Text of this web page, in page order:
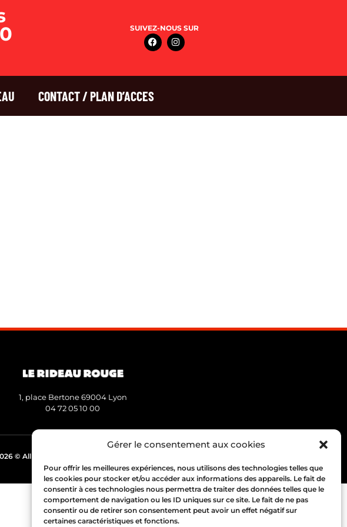
Gérer le consentement aux cookies
Pour offrir les meilleures expériences, nous utilisons des technologies telles que
les cookies pour stocker et/ou accéder aux informations des appareils. Le fait de
consentir à ces technologies nous permettra de traiter des données telles que le
comportement de navigation ou les ID uniques sur ce site. Le fait de ne pas
consentir ou de retirer son consentement peut avoir un effet négatif sur
certaines caractéristiques et fonctions.
SUIVEZ-NOUS SUR
CONTACT / PLAN D’ACCES
1, place Bertone 69004 Lyon
04 72 05 10 00
© All rights Reserved.